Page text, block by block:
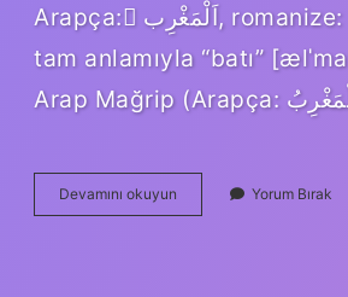
Arapça: ْاَلْمَغْرِب‎, romanize: al-Maghrib,
tam anlamıyla “batı”
Devamını okuyun
Arapça
Yorum Bırak